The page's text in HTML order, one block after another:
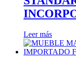
Leer más